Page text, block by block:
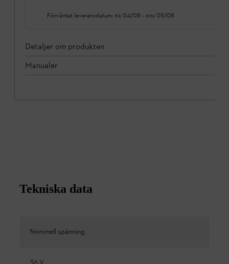
Förväntat leveransdatum: tis 04/08 - ons 05/08
Detaljer om produkten
Manualer
Tekniska data
Nominell spänning